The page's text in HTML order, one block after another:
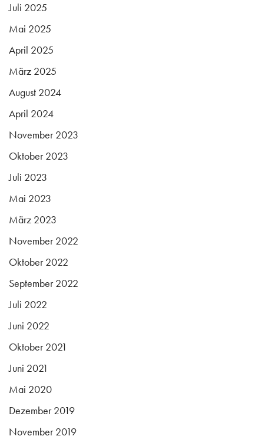
Juli 2025
Mai 2025
April 2025
März 2025
August 2024
April 2024
November 2023
Oktober 2023
Juli 2023
Mai 2023
März 2023
November 2022
Oktober 2022
September 2022
Juli 2022
Juni 2022
Oktober 2021
Juni 2021
Mai 2020
Dezember 2019
November 2019